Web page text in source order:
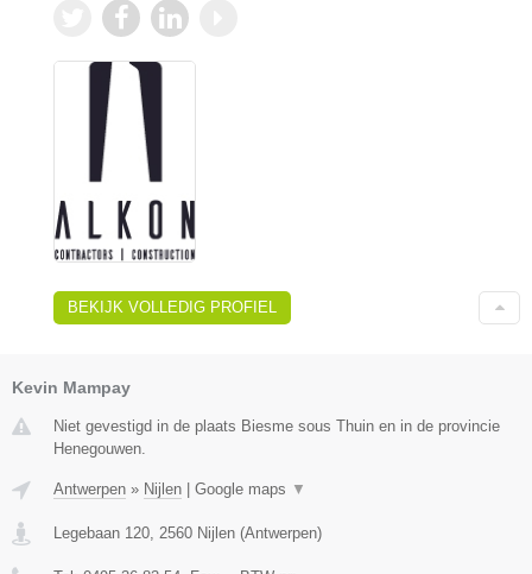
BEKIJK VOLLEDIG PROFIEL
Kevin Mampay
Niet gevestigd in de plaats Biesme sous Thuin en in de provincie
Henegouwen.
Antwerpen » Nijlen Google maps ▼
Legebaan 120, 2560 Nijlen (Antwerpen)